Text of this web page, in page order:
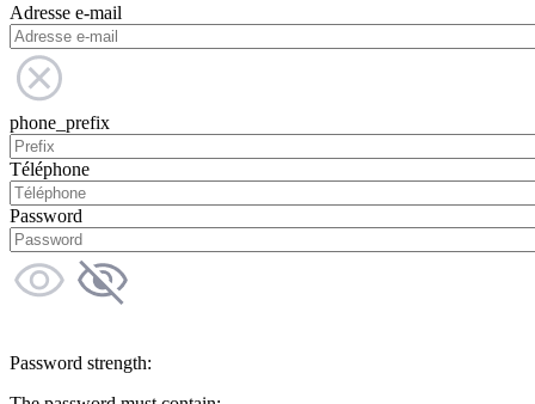
Adresse e-mail
phone_prefix
Téléphone
Password
Password strength: